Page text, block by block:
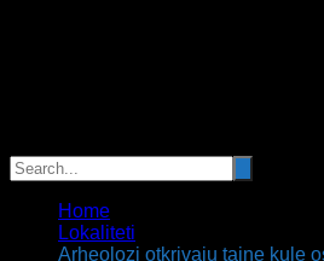
Home
Lokaliteti
Arheolozi otkrivaju tajne kule